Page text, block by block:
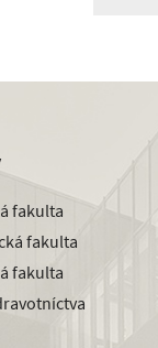
fakulta
fakulta
fakulta